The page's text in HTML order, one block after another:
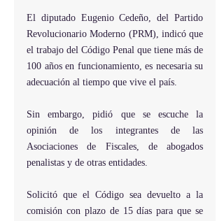
El diputado Eugenio Cedeño, del Partido
Revolucionario Moderno (PRM), indicó que
el trabajo del Código Penal que tiene más de
100 años en funcionamiento, es necesaria su
adecuación al tiempo que vive el país.
Sin embargo, pidió que se escuche la
opinión de los integrantes de las
Asociaciones de Fiscales, de abogados
penalistas y de otras entidades.
Solicitó que el Código sea devuelto a la
comisión con plazo de 15 días para que se